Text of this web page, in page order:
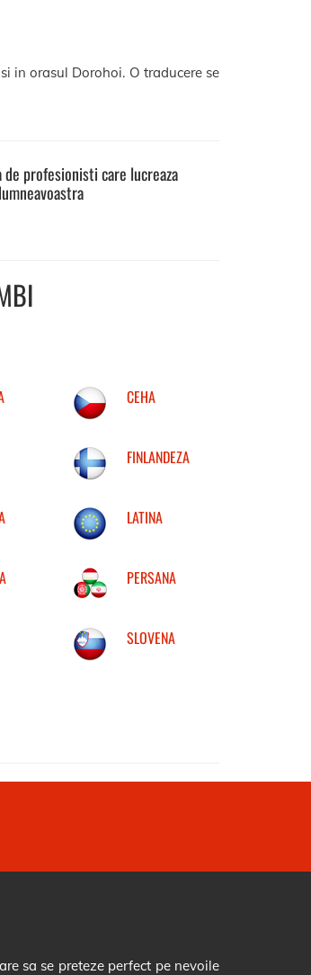
in orasul Dorohoi. O traducere se
de profesionisti care lucreaza
CEHA
FINLANDEZA
LATINA
PERSANA
SLOVENA
sa se preteze perfect pe nevoile